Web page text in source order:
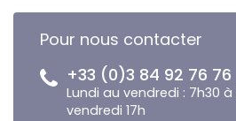
Pour nous contacter
+33 (0)3 84 92 76 76
Lundi au vendredi : 7h30 à
vendredi 17h